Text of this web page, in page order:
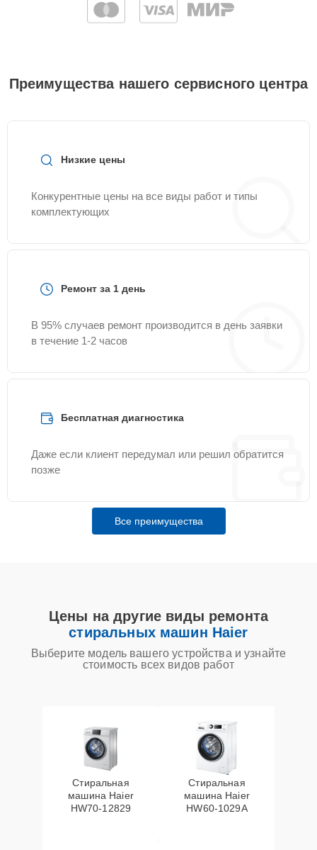
Преимущества нашего сервисного центра
Низкие цены
Конкурентные цены на все виды работ и типы
комплектующих
Ремонт за 1 день
В 95% случаев ремонт производится в день заявки
в течение 1-2 часов
Бесплатная диагностика
Даже если клиент передумал или решил обратится
позже
Все преимущества
Цены на другие виды ремонта
стиральных машин Haier
Выберите модель вашего устройства и узнайте
стоимость всех видов работ
Стиральная
машина Haier
HW70-12829
Стиральная
машина Haier
HW60-1029A